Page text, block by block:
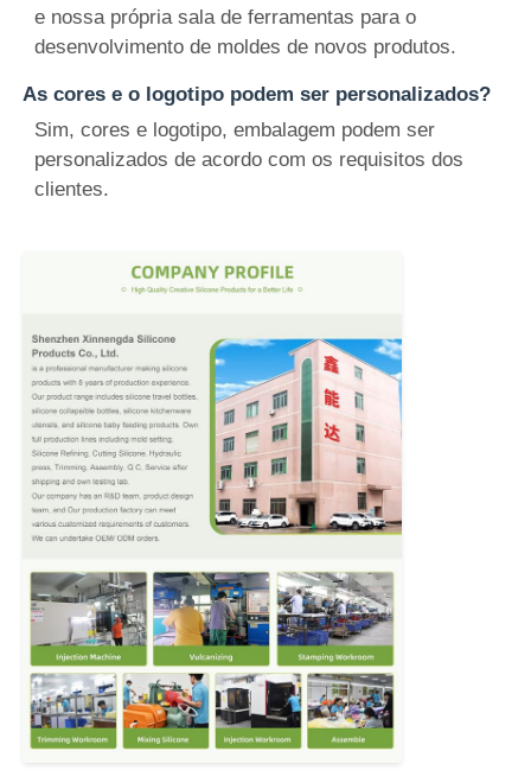
e nossa própria sala de ferramentas para o
desenvolvimento de moldes de novos produtos.
As cores e o logotipo podem ser personalizados?
Sim, cores e logotipo, embalagem podem ser
personalizados de acordo com os requisitos dos
clientes.